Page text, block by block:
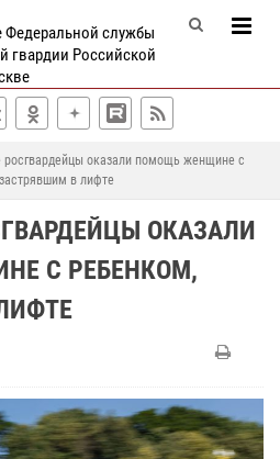
Федеральной службы
гвардии Российской
росгвардейцы оказали помощь женщине с
в лифте
ОКАЗАЛИ
С РЕБЕНКОМ,